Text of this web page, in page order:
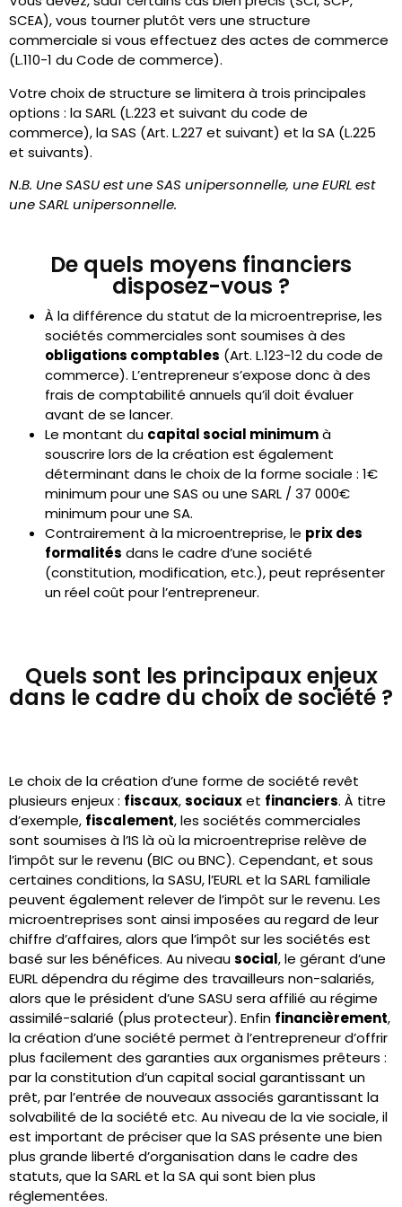
SCEA), vous tourner plutôt vers une structure
commerciale si vous effectuez des actes de commerce
(L.110-1 du Code de commerce).
Votre choix de structure se limitera à trois principales
options : la SARL (L.223 et suivant du code de
commerce), la SAS (Art. L.227 et suivant) et la SA (L.225
et suivants).
N.B. Une SASU est une SAS unipersonnelle, une EURL est
une SARL unipersonnelle.
De quels moyens financiers
disposez-vous ?
À la différence du statut de la microentreprise, les
sociétés commerciales sont soumises à des
obligations comptables (Art. L.123-12 du code de
commerce). L’entrepreneur s’expose donc à des
frais de comptabilité annuels qu’il doit évaluer
avant de se lancer.
Le montant du capital social minimumà
souscrire lors de la création est également
déterminant dans le choix de la forme sociale : 1€
minimum pour une SAS ou une SARL / 37 000€
minimum pour une SA.
Contrairement à la microentreprise, le prix des
formalités dans le cadre d’une société
(constitution, modification, etc.), peut représenter
un réel coût pour l’entrepreneur.
Quels sont les principaux enjeux
dans le cadre du choix de société ?
Le choix de la création d’une forme de société revêt
plusieurs enjeux : fiscaux,sociauxet financiers. À titre
d’exemple, fiscalement, les sociétés commerciales
sont soumises à l’IS là où la microentreprise relève de
l’impôt sur le revenu (BIC ou BNC). Cependant, et sous
certaines conditions, la SASU, l’EURL et la SARL familiale
peuvent également relever de l’impôt sur le revenu. Les
microentreprises sont ainsi imposées au regard de leur
chiffre d’affaires, alors que l’impôt sur les sociétés est
basé sur les bénéfices. Au niveausocial, le gérant d’une
EURL dépendra du régime des travailleurs non-salariés,
alors que le président d’une SASU sera affilié au régime
assimilé-salarié (plus protecteur). Enfin financièrement,
la création d’une société permet à l’entrepreneur d’offrir
plus facilement des garanties aux organismes prêteurs :
par la constitution d’un capital social garantissant un
prêt, par l’entrée de nouveaux associés garantissant la
solvabilité de la société etc. Au niveau de la vie sociale, il
est important de préciser que la SAS présente une bien
plus grande liberté d’organisation dans le cadre des
statuts, que la SARL et la SA qui sont bien plus
réglementées.